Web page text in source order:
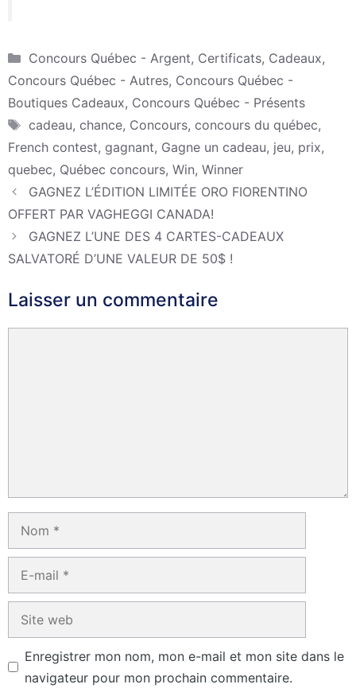
Catégories
Concours Québec - Argent, Certificats, Cadeaux,
Concours Québec - Autres, Concours Québec -
Boutiques Cadeaux, Concours Québec - Présents
Étiquettes
cadeau, chance, Concours, concours du québec,
French contest, gagnant, Gagne un cadeau, jeu, prix,
quebec, Québec concours, Win, Winner
GAGNEZ L’ÉDITION LIMITÉE ORO FIORENTINO
OFFERT PAR VAGHEGGI CANADA!
GAGNEZ L’UNE DES 4 CARTES-CADEAUX
SALVATORÉ D’UNE VALEUR DE 50$ !
Laisser un commentaire
Enregistrer mon nom, mon e-mail et mon site dans le
navigateur pour mon prochain commentaire.